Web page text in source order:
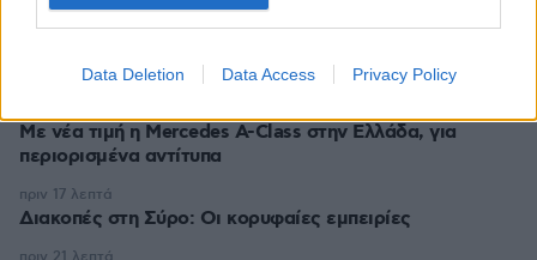
Data Deletion Data Access Privacy Policy
διεκδίκησε από μεγάλη αλυσίδα καταστημάτων
Με νέα τιμή η Mercedes A-Class στην Ελλάδα, για
περιορισμένα αντίτυπα
Διακοπές στη Σύρο: Οι κορυφαίες εμπειρίες
πριν 17 λεπτά